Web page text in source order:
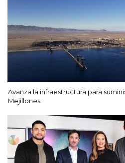
Avanza la infraestructura para
Mejillones